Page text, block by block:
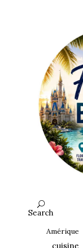
Search
Amérique
cuisine